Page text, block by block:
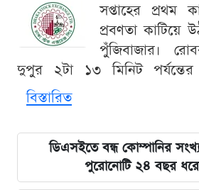
সপ্তাহের প্রথম
প্রবণতা কাটিয়ে
পুঁজিবাজার।
দুপুর ২টা ১৩ মিনিট পর্যন্তের
বিস্তারিত
ডিএসইতে বন্ধ কোম্পানির
পুরোনোটি ২৪ বছর ধরে